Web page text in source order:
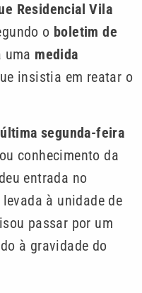
Residencial Vila
o boletim de
uma medida
insistia em reatar o
última segunda-feira
conhecimento da
entrada no
à unidade de
passar por um
à gravidade do